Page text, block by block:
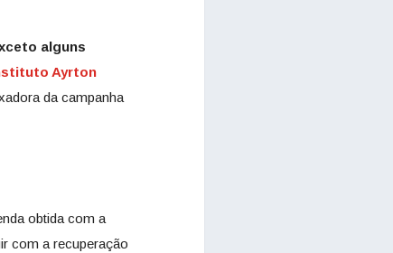
alguns
Ayrton
da campanha
obtida com a
com a recuperação